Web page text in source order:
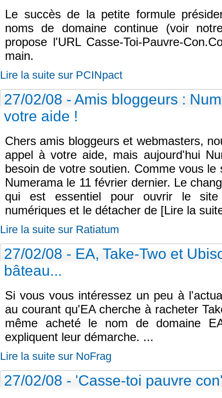
Le succès de la petite formule
noms de domaine continue (voir
propose l'URL Casse-Toi-Pauvre-
main.
Lire la suite sur PCINpact
27/02/08 - Amis bloggeurs :
votre aide !
Chers amis bloggeurs et webmasters,
appel à votre aide, mais aujourd'hui
besoin de votre soutien. Comme vous
Numerama le 11 février dernier. Le
qui est essentiel pour ouvrir le
numériques et le détacher de [Lire la
Lire la suite sur Ratiatum
27/02/08 - EA, Take-Two et
bâteau...
Si vous vous intéressez un peu à
au courant qu'EA cherche à racheter
même acheté le nom de domaine
expliquent leur démarche. ...
Lire la suite sur NoFrag
27/02/08 - 'Casse-toi pauvre